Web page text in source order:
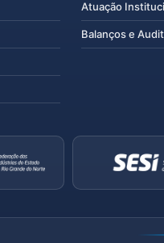
Atuação
Balanços e